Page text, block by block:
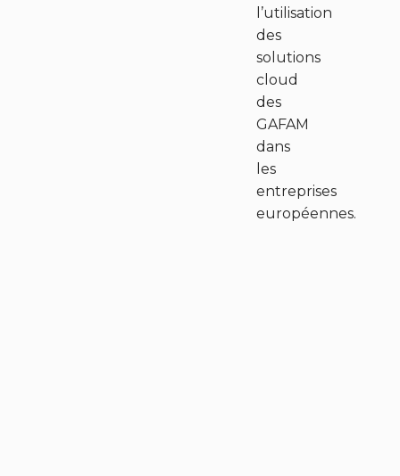
l’utilisation
des
solutions
cloud
des
GAFAM
dans
les
entreprises
européennes.